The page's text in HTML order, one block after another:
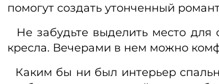
помогут создать утонченный
Не забудьте выделить место для
кресла. Вечерами в нем можно
Каким бы ни был интерьер